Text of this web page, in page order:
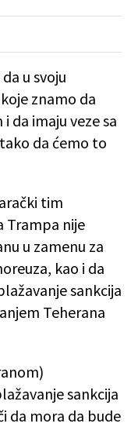
u svoju
znamo da
da imaju veze sa
da ćemo to
tim
Trampa nije
u zamenu za
kao i da
sankcija
Teherana
sankcija
da mora da bude